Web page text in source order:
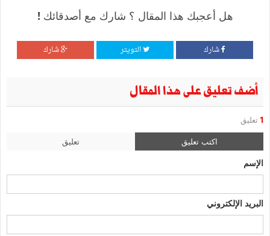
هل أعجبك هذا المقال ؟ شارك مع أصدقائك !
شارك التويتر شارك
أضف تعليق على هذا المقال
1 تعليق
اكتب تعليق تعليق
الإسم
البريد الإلكتروني